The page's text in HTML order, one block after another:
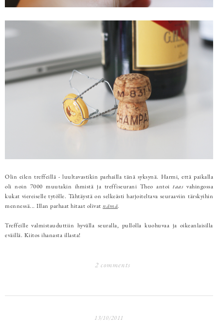
Olin eilen treffeillä - luultavastikin parhailla tänä syksynä. Harmi, että paikalla
oli noin 7000 muutakin ihmistä ja treffiseurani Theo antoitaasvahingossa
kukat viereiselle tytölle. Tähtäystä on selkeästi harjoiteltava seuraaviin tärskyihin
mennessä... Illan parhaat hitaat olivat nämä.
Treffeille valmistauduttiin hyvälla seuralla, pullolla kuohuvaa ja oikeanlaisilla
eväillä. Kiitos ihanasta illasta!
2 comments
13/10/2011